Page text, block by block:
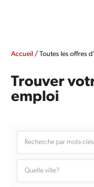
Accueil /Toutes les offres
Trouver
emploi